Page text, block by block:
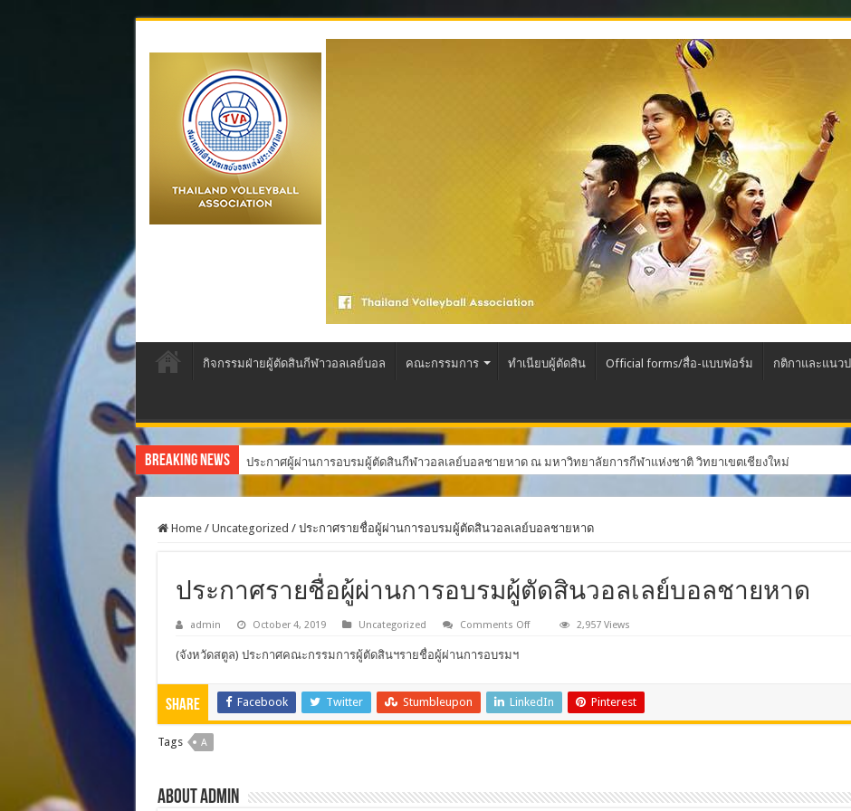
กิจกรรมฝ่ายผู้ตัดสินกีฬาวอลเลย์บอล คณะกรรมการ ทำเนียบผู้ตัดสิน Official forms/สื่อ-แบบฟอร์ม กติกาและแนว
Breaking News ประกาศผู้ผ่านการอบรมผู้ตัดสินกีฬาวอลเลย์บอลชายหาด ณ มหาวิทยาลัยการกีฬาแห่งชาติ วิทยาเขตเชียงใหม่
Home / Uncategorized / ประกาศรายชื่อผู้ผ่านการอบรมผู้ตัดสินวอลเลย์บอลชายหาด
ประกาศรายชื่อผู้ผ่านการอบรมผู้ตัดสินวอลเลย์บอลชายหาด
admin October 4, 2019 Uncategorized Comments Offon
ผ่าน
การ
ชายหาด
2,957 Views
(จังหวัดสตูล) ประกาศคณะกรรมการผู้ตัดสินฯรายชื่อผู้ผ่านการอบรมฯ
Share Facebook Twitter Stumbleupon LinkedIn Pinterest
Tags A
About admin